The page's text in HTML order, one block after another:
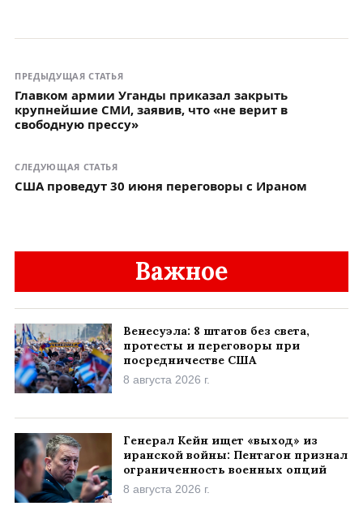
ПРЕДЫДУЩАЯ СТАТЬЯ
Главком армии Уганды приказал закрыть
крупнейшие СМИ, заявив, что «не верит в
свободную прессу»
СЛЕДУЮЩАЯ СТАТЬЯ
США проведут 30 июня переговоры с Ираном
Важное
Венесуэла: 8 штатов без света,
протесты и переговоры при
посредничестве США
8 августа 2026 г.
Генерал Кейн ищет «выход» из
иранской войны: Пентагон признал
ограниченность военных опций
8 августа 2026 г.